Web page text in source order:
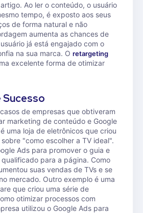
Ao ler o conteúdo, o usuário
tempo, é exposto aos seus
de forma natural e não
aumenta as chances de
já está engajado com o
na sua marca. O retargeting
excelente forma de otimizar
Sucesso
de empresas que obtiveram
marketing de conteúdo e Google
uma loja de eletrônicos que criou
"como escolher a TV ideal".
Ads para promover o guia e
para a página. Como
suas vendas de TVs e se
mercado. Outro exemplo é uma
que criou uma série de
otimizar processos com
utilizou o Google Ads para